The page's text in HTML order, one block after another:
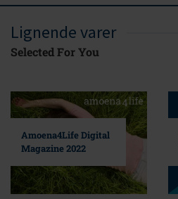
Lignende varer
Selected For You
Amoena4Life Digital
Magazine 2022